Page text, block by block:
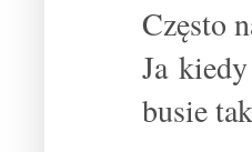
Często
Ja
busie